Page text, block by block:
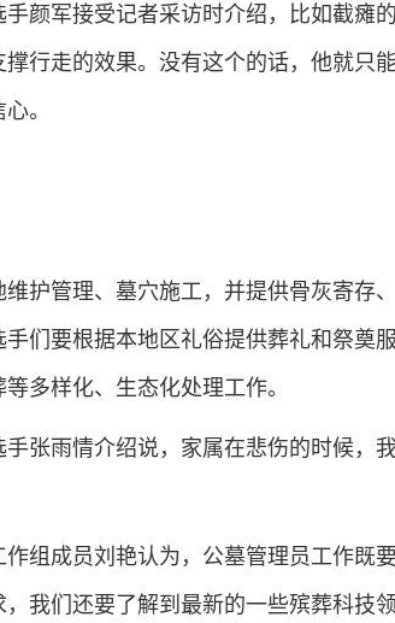
颜军接受记者采访时介绍，比如截瘫
行走的效果。没有这个的话，他就只
。
护管理、墓穴施工，并提供骨灰寄存
们要根据本地区礼俗提供葬礼和祭奠
多样化、生态化处理工作。
张雨情介绍说，家属在悲伤的时候，
组成员刘艳认为，公墓管理员工作既
我们还要了解到最新的一些殡葬科技